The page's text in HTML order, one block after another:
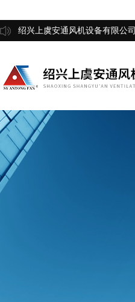
绍兴上虞安通风机设备有限公司